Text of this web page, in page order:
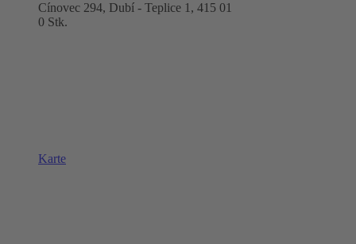
Cínovec 294, Dubí - Teplice 1, 415 01
0 Stk.
Karte